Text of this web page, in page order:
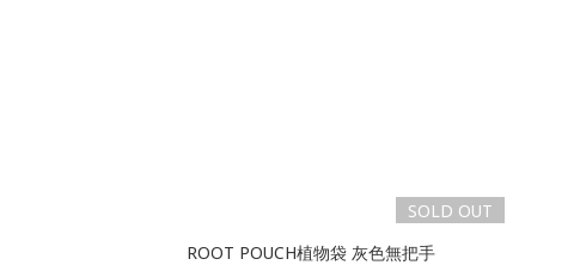
SOLD OUT
ROOT POUCH植物袋 灰色無把手